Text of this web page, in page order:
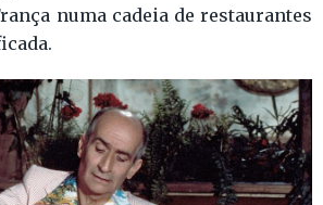
numa cadeia de restaurantes